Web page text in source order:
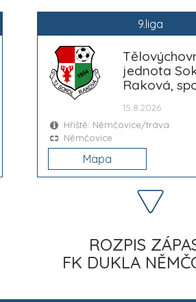
9.liga
jednota
Raková,
15.8.2026
Hřiště: Němčovice/tráva
Němčovice
Mapa
ROZPIS
FK DUKLA